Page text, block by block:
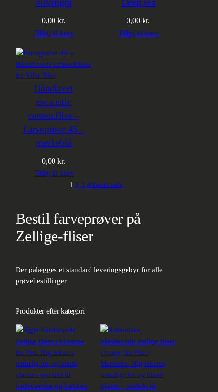
0,00kr.
Tilføj til kurv
0,00kr.
Tilføj til kurv
Håndlavet
encaustic
cementflise –
Farveprøve 45 –
mørkeblå
0,00kr.
Tilføj til kurv
1 2 3 4Næste side
Bestil farveprøver på
Zellige-fliser
Der pålægges et standard leveringsgebyr for alle
prøvebestillinger
Produkter efter kategori